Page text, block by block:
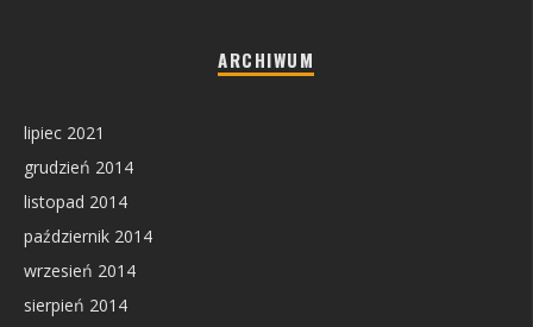
ARCHIWUM
lipiec 2021
grudzień 2014
listopad 2014
październik 2014
wrzesień 2014
sierpień 2014